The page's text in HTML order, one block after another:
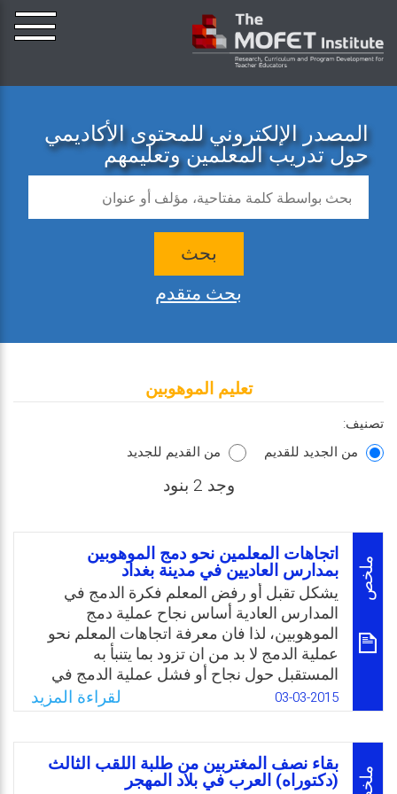
المصدر الإلكتروني للمحتوى الأكاديمي
حول تدريب المعلمين وتعليمهم
بحث
بحث متقدم
تعليم الموهوبين
تصنيف:
من الجديد للقديم
من القديم للجديد
وجد 2 بنود
ملخص
اتجاهات المعلمين نحو دمج الموهوبين
بمدارس العاديين في مدينة بغداد
يشكل تقبل أو رفض المعلم فكرة الدمج في
المدارس العادية أساس نجاح عملية دمج
الموهوبين، لذا فان معرفة اتجاهات المعلم نحو
عملية الدمج لا بد من ان تزود بما يتنبأ به
المستقبل حول نجاح أو فشل عملية الدمج في
المدارس العادية. فإذا كان اتجاه المعلم إيجابيا،
وهذا يعني بأنه يؤيد هذه الخطوة وانه مستعد لأن
يبذل قصارى جهده في سبيل تنمية واكتشاف
مواهب وقدرات هذه الفئة من الطلبة، أما اذا كان
اتجاه المعلمين سلبيًا نحو دمج الموهوبين فلا بد
03-03-2015 لقراءة المزيد
بقاء نصف المغتربين من طلبة اللقب الثالث
(دكتوراه) العرب في بلاد المهجر